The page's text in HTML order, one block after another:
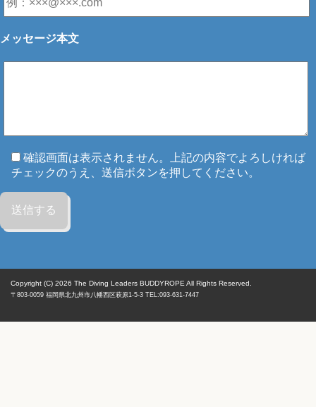
メッセージ本文
確認画面は表示されません。上記の内容でよろしければ
チェックのうえ、送信ボタンを押してください。
Copyright (C) 2026 The Diving Leaders BUDDYROPE All Rights Reserved.
〒803-0059 福岡県北九州市八幡西区萩原1-5-3 TEL:093-631-7447